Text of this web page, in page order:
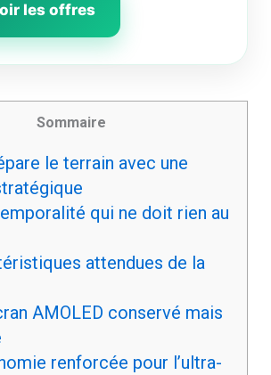
les offres
Sommaire
le terrain avec une
qui ne doit rien au
attendues de la
AMOLED conservé mais
renforcée pour l’ultra-